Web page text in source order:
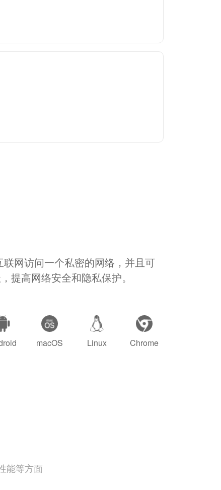
网访问一个私密的网络，并且可
提高网络安全和隐私保护。
macOS Linux Chrome
能等方面